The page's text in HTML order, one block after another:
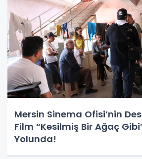
Mersin Sinema Ofisi’nin
Film “Kesilmiş Bir Ağaç
Yolunda!